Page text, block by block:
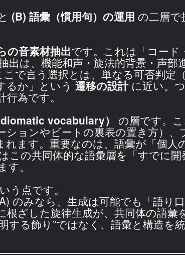
(B) 語彙（慣用句）の運用 の二層
の音素材抽出です。これは「コード
は、機能和声・旋法的背景・声部
で言う選択とは、単なる可否判定
るか」という 遷移の設計に近い。
為です。
vocabulary） の層です。
ョンやビートの裏表の置き方）、
ます。重要なのは、語彙が「個人
この共同体的な語彙層を「すでに
。
う点です。
のみなら、生成は可能でも「語り
ざした旋律生成が、共同体の語彙
する飾り”ではなく、語彙と構造を